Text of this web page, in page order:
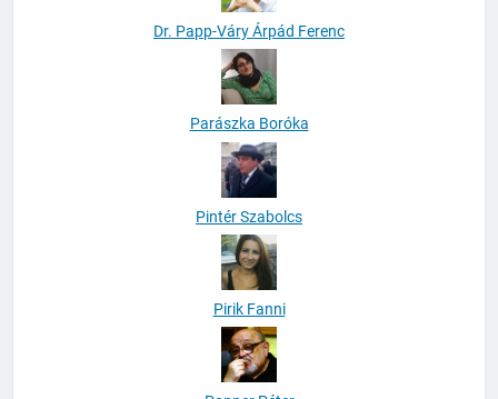
Dr. Papp-Váry Árpád Ferenc
Parászka Boróka
Pintér Szabolcs
Pirik Fanni